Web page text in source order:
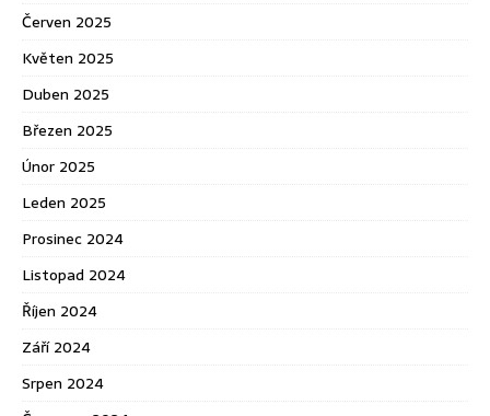
Červen 2025
Květen 2025
Duben 2025
Březen 2025
Únor 2025
Leden 2025
Prosinec 2024
Listopad 2024
Říjen 2024
Září 2024
Srpen 2024